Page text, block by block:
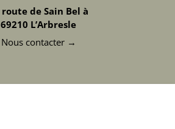
route de Sain Bel à
69210 L’Arbresle
Nous contacter →